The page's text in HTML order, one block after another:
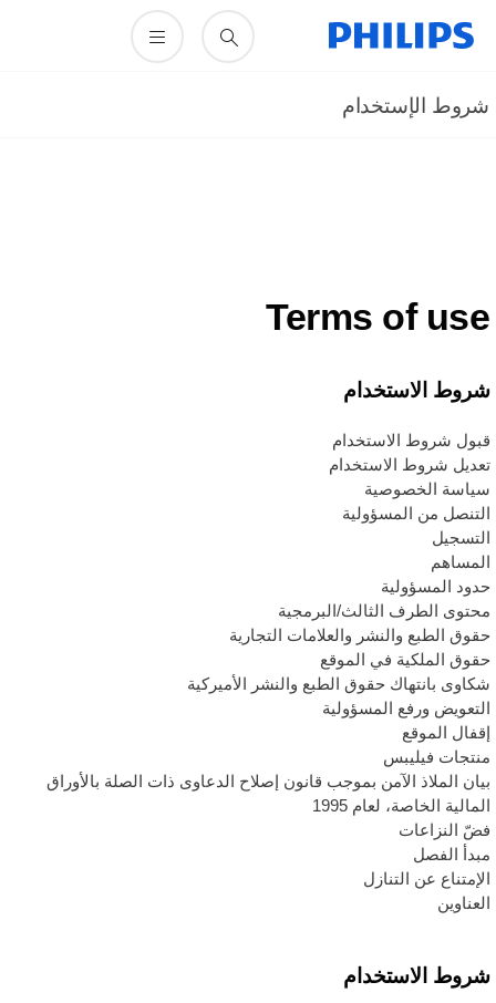
الإستخدام
Terms of
الاستخدام
شروط الاستخدام
شروط الاستخدام
الخصوصية
من المسؤولية
المسؤولية
الطرف الثالث/البرمجية
الطبع والنشر والعلامات التجارية
الملكية في الموقع
بانتهاك حقوق الطبع والنشر الأميركية
ورفع المسؤولية
الموقع
فيليبس
الملاذ الآمن بموجب قانون إصلاح الدعاوى ذات الصلة بالأوراق
الخاصة، لعام 1995
النزاعات
الفصل
عن التنازل
الاستخدام